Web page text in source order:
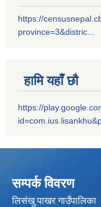
https://
province=3&distric...
हामि यहाँ छौ
https://
सम्पर्क विवरण
लिसंखु पाखर गाउँपालिका